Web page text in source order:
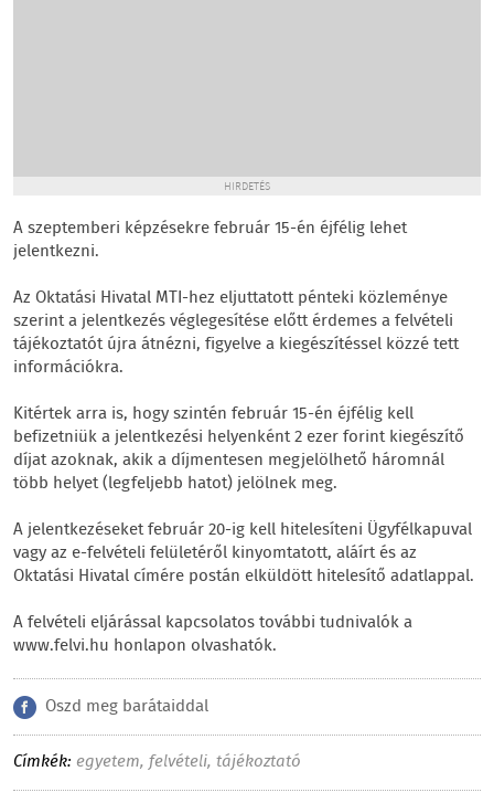
HIRDETÉS
A szeptemberi képzésekre február 15-én éjfélig lehet
jelentkezni.
Az Oktatási Hivatal MTI-hez eljuttatott pénteki közleménye
szerint a jelentkezés véglegesítése előtt érdemes a felvételi
tájékoztatót újra átnézni, figyelve a kiegészítéssel közzé tett
információkra.
Kitértek arra is, hogy szintén február 15-én éjfélig kell
befizetniük a jelentkezési helyenként 2 ezer forint kiegészítő
díjat azoknak, akik a díjmentesen megjelölhető háromnál
több helyet (legfeljebb hatot) jelölnek meg.
A jelentkezéseket február 20-ig kell hitelesíteni Ügyfélkapuval
vagy az e-felvételi felületéről kinyomtatott, aláírt és az
Oktatási Hivatal címére postán elküldött hitelesítő adatlappal.
A felvételi eljárással kapcsolatos további tudnivalók a
www.felvi.hu honlapon olvashatók.
Oszd meg barátaiddal
Címkék: egyetem,felvételi, tájékoztató